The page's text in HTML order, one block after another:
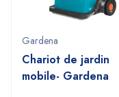
Gardena
Chariot de jardin
mobile- Gardena